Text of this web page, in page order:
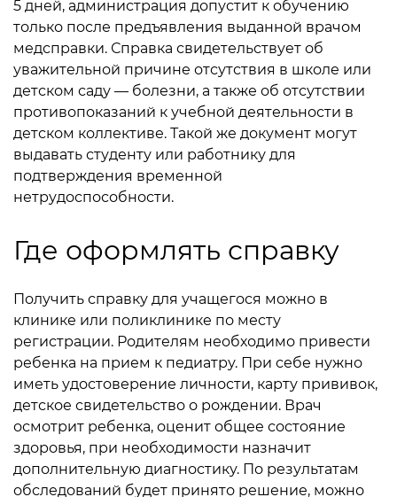
5 дней, администрация допустит к обучению
только после предъявления выданной врачом
медсправки. Справка свидетельствует об
уважительной причине отсутствия в школе или
детском саду — болезни, а также об отсутствии
противопоказаний к учебной деятельности в
детском коллективе. Такой же документ могут
выдавать студенту или работнику для
подтверждения временной
нетрудоспособности.
Где оформлять справку
Получить справку для учащегося можно в
клинике или поликлинике по месту
регистрации. Родителям необходимо привести
ребенка на прием к педиатру. При себе нужно
иметь удостоверение личности, карту прививок,
детское свидетельство о рождении. Врач
осмотрит ребенка, оценит общее состояние
здоровья, при необходимости назначит
дополнительную диагностику. По результатам
обследований будет принято решение, можно